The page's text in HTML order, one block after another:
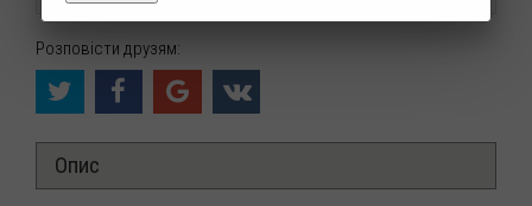
Розповісти друзям:
Опис